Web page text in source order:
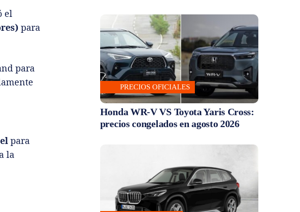
el
para
para
para
la
PRECIOS OFICIALES
Honda WR-V VS Toyota Yaris Cross:
precios congelados en agosto 2026